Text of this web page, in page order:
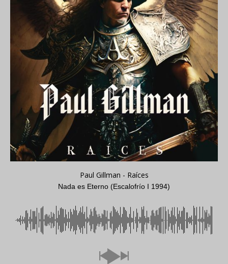
Paul Gillman - Raíces
Nada es Eterno (Escalofrío I 1994)